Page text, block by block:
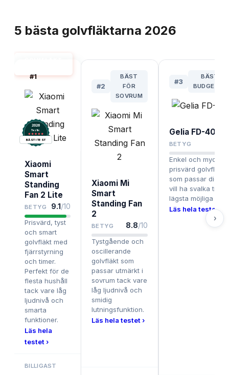
5 bästa golvfläktarna 2026
#1
2026
Testix.
BÄST I TEST
Xiaomi
Smart
Standing
Fan 2 Lite
BETYG 9.1/10
Prisvärd, tyst
och smart
golvfläkt med
fjärrstyrning
och timer.
Perfekt för de
flesta hushåll
tack vare låg
ljudnivå och
smarta
funktioner.
Läs hela
testet ›
BILLIGAST
#2
BÄST
FÖR
SOVRUM
Xiaomi Mi
Smart
Standing Fan
2
BETYG 8.8/10
Tystgående och
oscillerande
golvfläkt som
passar utmärkt i
sovrum tack vare
låg ljudnivå och
smidig
lutningsfunktion.
Läs hela testet ›
#3
BÄSTA
Gelia FD-40A
BETYG
Enkel och mycket
prisvärd golvfläkt
som passar dig
vill ha svalka till
lägsta möjliga pris.
Läs hela testet ›
›